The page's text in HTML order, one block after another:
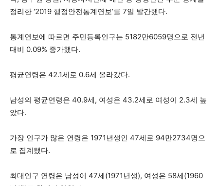
정리한 ‘2019 행정안전통계연보’를 7일 발간했다.
통계연보에 따르면 주민등록인구는 5182만6059명으로 전년
대비 0.09% 증가했다.
평균연령은 42.1세로 0.6세 올라갔다.
남성의 평균연령은 40.9세, 여성은 43.2세로 여성이 2.3세 높
았다.
가장 인구가 많은 연령은 1971년생인 47세로 94만2734명으
로 집계됐다.
최대인구 연령은 남성이 47세(1971년생), 여성은 58세(1960